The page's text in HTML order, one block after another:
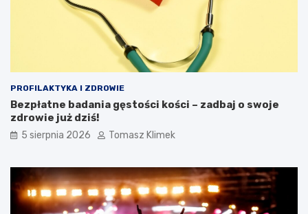
PROFILAKTYKA I ZDROWIE
Bezpłatne badania gęstości kości – zadbaj o swoje
zdrowie już dziś!
5 sierpnia 2026 Tomasz Klimek